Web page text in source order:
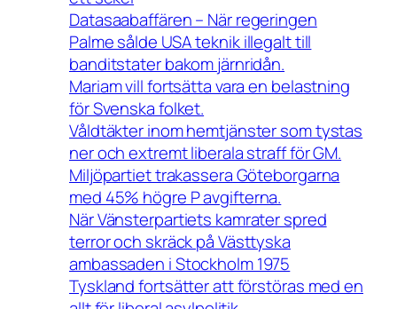
Datasaabaffären – När regeringen
Palme sålde USA teknik illegalt till
banditstater bakom järnridån.
Mariam vill fortsätta vara en belastning
för Svenska folket.
Våldtäkter inom hemtjänster som tystas
ner och extremt liberala straff för GM.
Miljöpartiet trakassera Göteborgarna
med 45% högre P avgifterna.
När Vänsterpartiets kamrater spred
terror och skräck på Västtyska
ambassaden i Stockholm 1975
Tyskland fortsätter att förstöras med en